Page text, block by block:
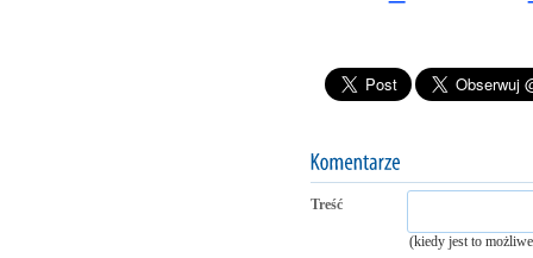
Treść
(kiedy jest to